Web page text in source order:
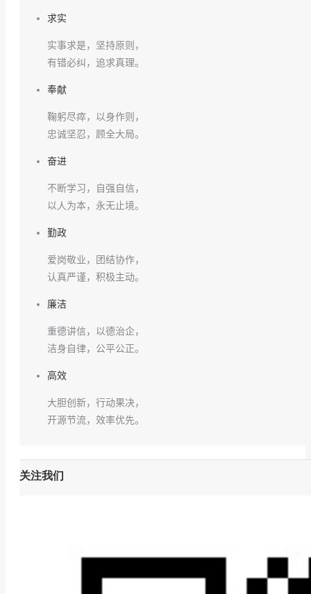
求实
实事求是，坚持原则，
有错必纠，追求真理。
奉献
鞠躬尽瘁，以身作则，
忠诚坚忍，顾全大局。
奋进
不断学习，自强自信，
以人为本，永无止境。
勤政
爱岗敬业，团结协作，
认真严谨，积极主动。
廉洁
重德讲信，以德治企，
洁身自律，公平公正。
高效
大胆创新，行动果决，
开源节流，效率优先。
关注我们